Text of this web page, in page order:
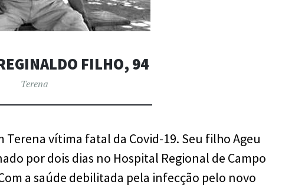
FILHO, 94
Terena
vítima fatal da Covid-19. Seu filho Ageu
por dois dias no Hospital Regional de Campo
a saúde debilitada pela infecção pelo novo